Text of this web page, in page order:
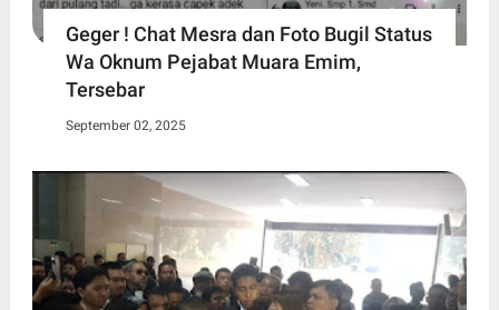
Geger ! Chat Mesra dan Foto Bugil Status
Wa Oknum Pejabat Muara Emim,
Tersebar
September 02, 2025